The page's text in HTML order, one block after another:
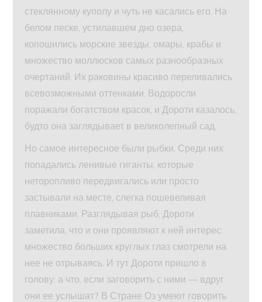
стеклянному куполу и чуть не касались его. На
белом песке, устилавшем дно озера,
копошились морские звезды, омары, крабы и
множество моллюсков самых разнообразных
очертаний. Их раковины красиво переливались
всевозможными оттенками. Водоросли
поражали богатством красок, и Дороти казалось,
будто она заглядывает в великолепный сад.
Но самое интересное были рыбки. Среди них
попадались ленивые гиганты, которые
неторопливо передвигались или просто
застывали на месте, слегка пошевеливая
плавниками. Разглядывая рыб, Дороти
заметила, что и они проявляют к ней интерес:
множество больших круглых глаз смотрели на
нее не отрываясь. И тут Дороти пришло в
голову: а что, если заговорить с ними — вдруг
они ее услышат? В Стране Оз умеют говорить